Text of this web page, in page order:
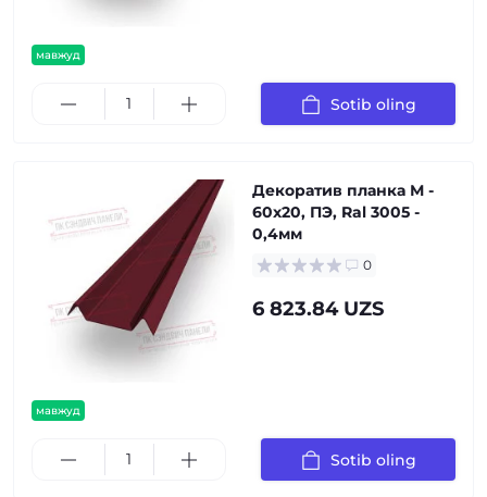
мавжуд
Sotib oling
мавжуд
Декоратив планка М -
60х20, ПЭ, Ral 3005 -
0,4мм
0
6 823.84 UZS
Sotib oling